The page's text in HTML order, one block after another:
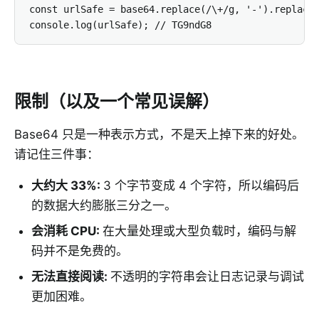
const urlSafe = base64.replace(/\+/g, '-
console.log(urlSafe); // TG9ndG8
限制（以及一个常见误解）
Base64 只是一种表示方式，不是天上掉下来的好处。
请记住三件事：
大约大 33%: 3 个字节变成 4 个字符，所以编码后
的数据大约膨胀三分之一。
会消耗 CPU: 在大量处理或大型负载时，编码与解
码并不是免费的。
无法直接阅读: 不透明的字符串会让日志记录与调试
更加困难。